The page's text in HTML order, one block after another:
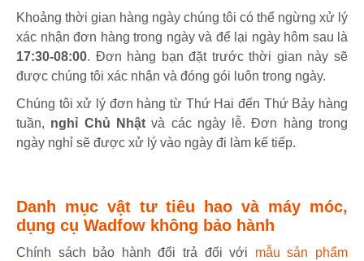
Khoảng thời gian hàng ngày chúng tôi có thể ngừng xử lý
xác nhận đơn hàng trong ngày và để lại ngày hôm sau là
17:30-08:00. Đơn hàng bạn đặt trước thời gian này sẽ
được chúng tôi xác nhận và đóng gói luôn trong ngày.
Chúng tôi xử lý đơn hàng từ Thứ Hai đến Thứ Bảy hàng
tuần, nghỉ Chủ Nhậtvà các ngày lễ. Đơn hàng trong
ngày nghỉ sẽ được xử lý vào ngày đi làm kế tiếp.
Danh mục vật tư tiêu hao và máy móc,
dụng cụ Wadfow không bảo hành
Chính sách bảo hành đổi trả đối với mẫu sản phẩm